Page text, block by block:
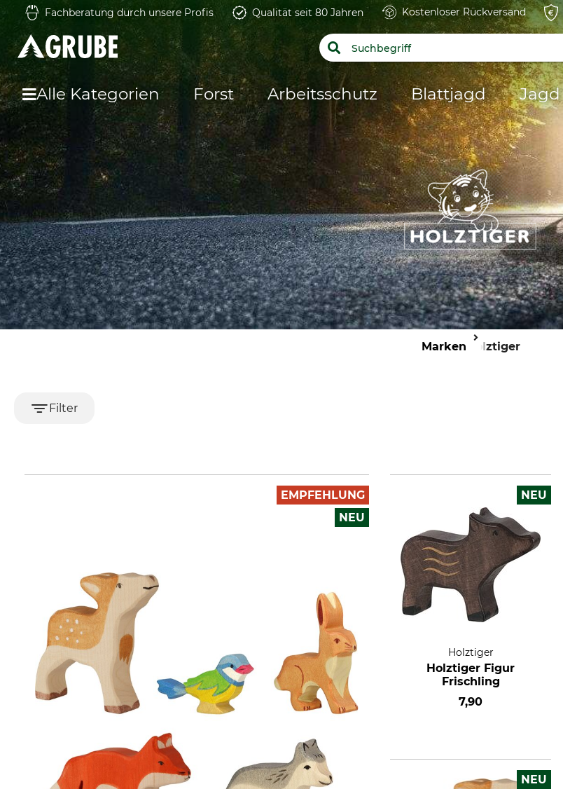
Fachberatung durch unsere Profis Qualität seit 80 Jahren Kostenloser Rückversand
Alle Kategorien Forst Arbeitsschutz Blattjagd Jagd
Marken Holztiger
Filter
EMPFEHLUNG
NEU
NEU
Holztiger
Holztiger Figur
Frischling
7,90
NEU